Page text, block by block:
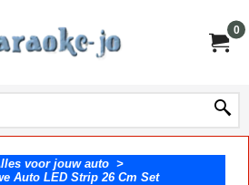
0
voor jouw auto >
Auto LED Strip 26 Cm Set